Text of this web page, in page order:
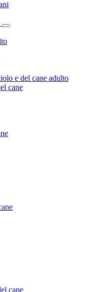
e del cane adulto
cane
cane